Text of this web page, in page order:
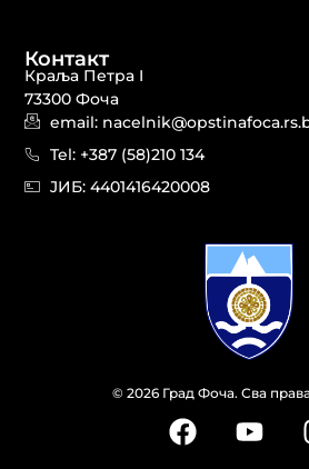
© 2026 Град Фоча. Сва
Контакт
Краља Петра I
73300 Фоча
email:
Tel: +387 (58)210 134
JИБ: 44014164​20008